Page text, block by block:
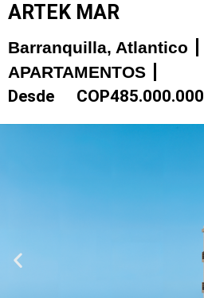
ARTEK MAR
Barranquilla, Atlantico
APARTAMENTOS
Desde COP485.000.000